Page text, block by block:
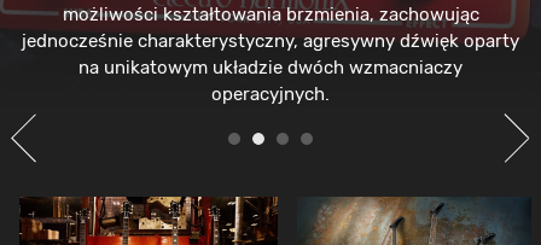
możliwości kształtowania brzmienia, zachowując
jednocześnie charakterystyczny, agresywny dźwięk oparty
na unikatowym układzie dwóch wzmacniaczy
operacyjnych.